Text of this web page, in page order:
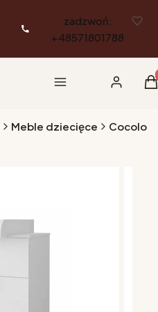
zadzwoń:
+48571801788
Menu Zaloguj się
Meble dziecięce Cocolo